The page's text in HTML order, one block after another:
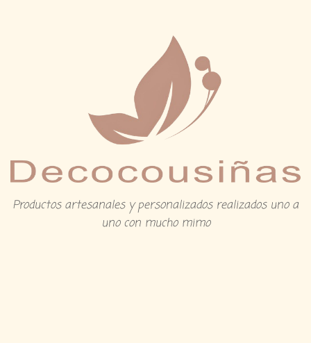
Productos artesanales y personalizados realizados uno a
uno con mucho mimo